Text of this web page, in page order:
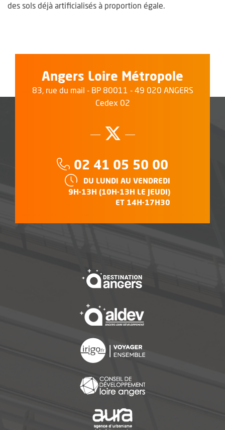
des sols déjà artificialisés à proportion égale.
Angers Loire Métropole
83, rue du mail - BP 80011 - 49 020 ANGERS
Cedex 02
Suivez-nous
, Ouvre une
Téléphone :
02 41 05 50 00
HORAIRES :
DU LUNDI AU VENDREDI
9H-13H (10H-13H LE JEUDI)
ET 14H-17H30